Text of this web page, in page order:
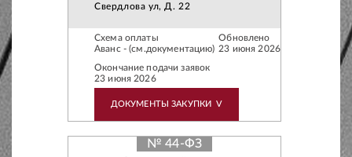
Свердлова ул, Д. 22
Схема оплаты
Аванс - (см.документацию)
Обновлено
23 июня 2026
Окончание подачи заявок
23 июня 2026
ДОКУМЕНТЫ ЗАКУПКИ V
№ 44-ФЗ